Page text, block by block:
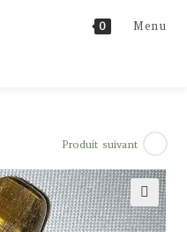
0 Menu
Produit suivant
🔍